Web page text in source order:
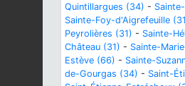
Quintillargues (34) -
Sainte-Foy-d'Aigrefeuille
Peyrolières (31) - Sainte-
Château (31) - Sainte-
Estève (66) - Sainte-
de-Gourgas (34) - Saint-